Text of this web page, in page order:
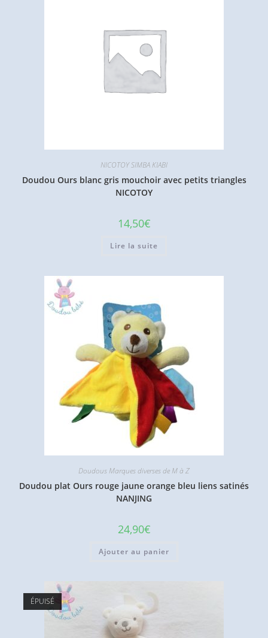
NICOTOY SIMBA KIABI
Doudou Ours blanc gris mouchoir avec petits triangles
NICOTOY
14,50€
Lire la suite
Doudous Marques diverses de M à Z
Doudou plat Ours rouge jaune orange bleu liens satinés
NANJING
24,90€
Ajouter au panier
ÉPUISÉ